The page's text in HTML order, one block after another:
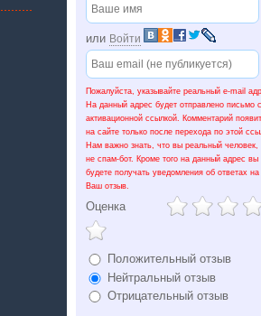
или Войти
Пожалуйста, указывайте реальный e-mail
На данный адрес будет отправлено письмо с
активационной ссылкой. Комментарий
на сайте только после перехода по этой
Нам важно знать, что вы реальный человек,
не спам-бот. Кроме того на данный адрес вы
будете получать уведомления об ответах на
Ваш отзыв.
Оценка
Положительный отзыв
Нейтральный отзыв
Отрицательный отзыв